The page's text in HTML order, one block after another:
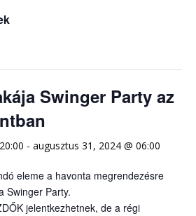
Swinger Party az
- augusztus 31, 2024 @ 06:00
eleme a havonta megrendezésre
Swinger Party.
jelentkezhetnek, de a régi